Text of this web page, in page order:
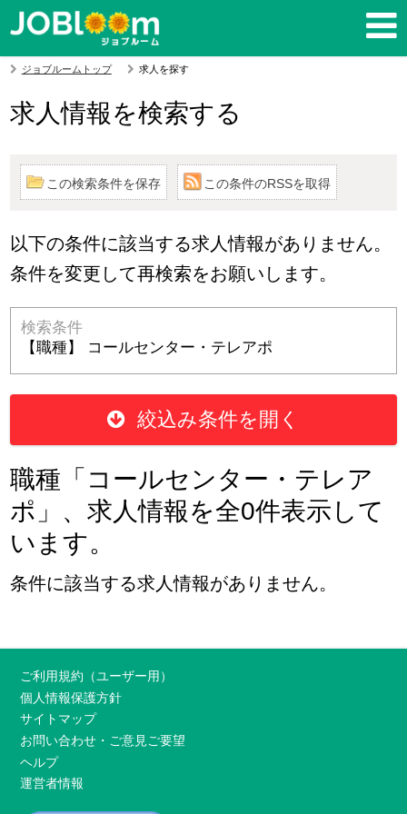
ジョブルームトップ 求人を探す
求人情報を検索する
この検索条件を保存 この条件のRSSを取得
以下の条件に該当する求人情報がありません。
条件を変更して再検索をお願いします。
検索条件
【職種】 コールセンター・テレアポ
絞込み条件を開く
職種「コールセンター・テレア
ポ」、求人情報を全0件表示して
います。
条件に該当する求人情報がありません。
ご利用規約（ユーザー用）
個人情報保護方針
サイトマップ
お問い合わせ・ご意見ご要望
ヘルプ
運営者情報